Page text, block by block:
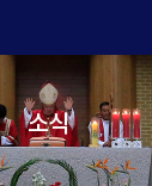
소식